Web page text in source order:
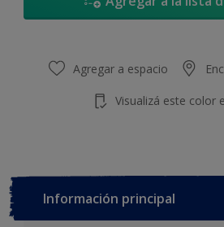
Agregar a espacio
Visualizá este color
Información principal